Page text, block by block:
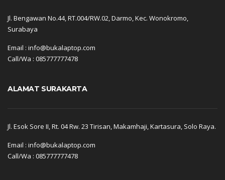
Jl. Bengawan No.44, RT.004/RW.02, Darmo, Kec. Wonokromo,
Surabaya
Email : info@bukalaptop.com
Call/Wa : 085777777478
ALAMAT SURAKARTA
Jl. Esok Sore II, Rt. 04 Rw. 23 Tirisan, Makamhaji, Kartasura, Solo Raya.
Email : info@bukalaptop.com
Call/Wa : 085777777478